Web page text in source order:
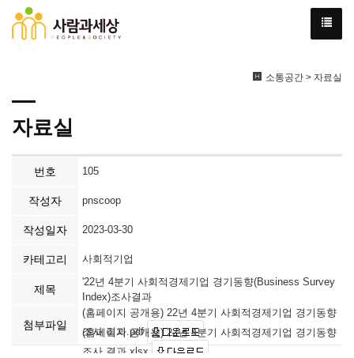
소통공간 > 자료실
자료실
번호 105
작성자 pnscoop
작성일자 2023-03-30
카테고리 사회적기업
제목
'22년 4분기 사회적경제기업 경기동향(Business Survey
Index)조사결과
첨부파일
(홈페이지 공개용) 22년 4분기 사회적경제기업 경기동향
조사 결과.pdf
(홈페이지 공개용) 22년 4분기 사회적경제기업 경기동향
조사 결과.xlsx